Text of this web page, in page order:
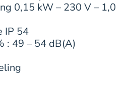
0,15 kW – 230 V – 1,0
IP 54
: 49 – 54 dB(A)